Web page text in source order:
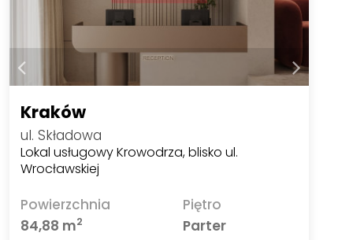
Kraków
ul. Składowa
Lokal usługowy Krowodrza, blisko ul.
Wrocławskiej
Powierzchnia
84,88 m2
Piętro
Parter